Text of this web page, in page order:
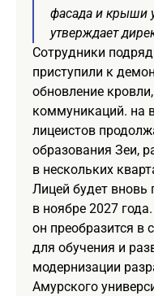
фасада и крыши
утверждает
Сотрудники
приступили к
обновление
коммуникаций. на
лицеистов
образования Зеи,
в нескольких
Лицей будет вновь
в ноябре 2027
он преобразится в
для обучения и
модернизации
Амурского